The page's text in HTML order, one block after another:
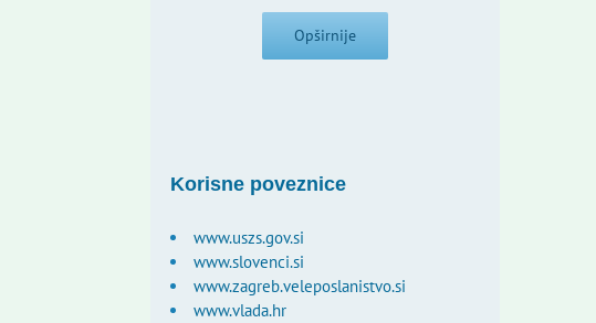
Opširnije
Korisne poveznice
www.uszs.gov.si
www.slovenci.si
www.zagreb.veleposlanistvo.si
www.vlada.hr